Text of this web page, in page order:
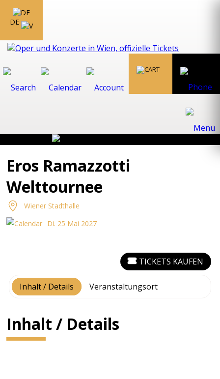
DE
Eros Ramazzotti
Welttournee
Wiener Stadthalle
Di. 25 Mai 2027
Inhalt / Details Veranstaltungsort
TICKETS KAUFEN
Inhalt / Details